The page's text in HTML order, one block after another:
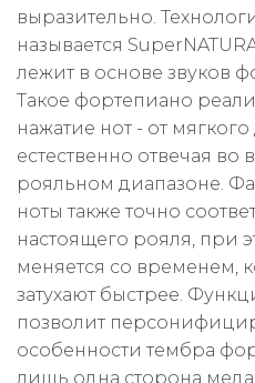
выразительно.
называется
лежит в основе звуков
Такое фортепиано
нажатие нот - от
естественно отвечая во
рояльном диапазоне.
ноты также точно
настоящего рояля, при
меняется со временем,
затухают быстрее.
позволит
особенности тембра
лишь одна сторона